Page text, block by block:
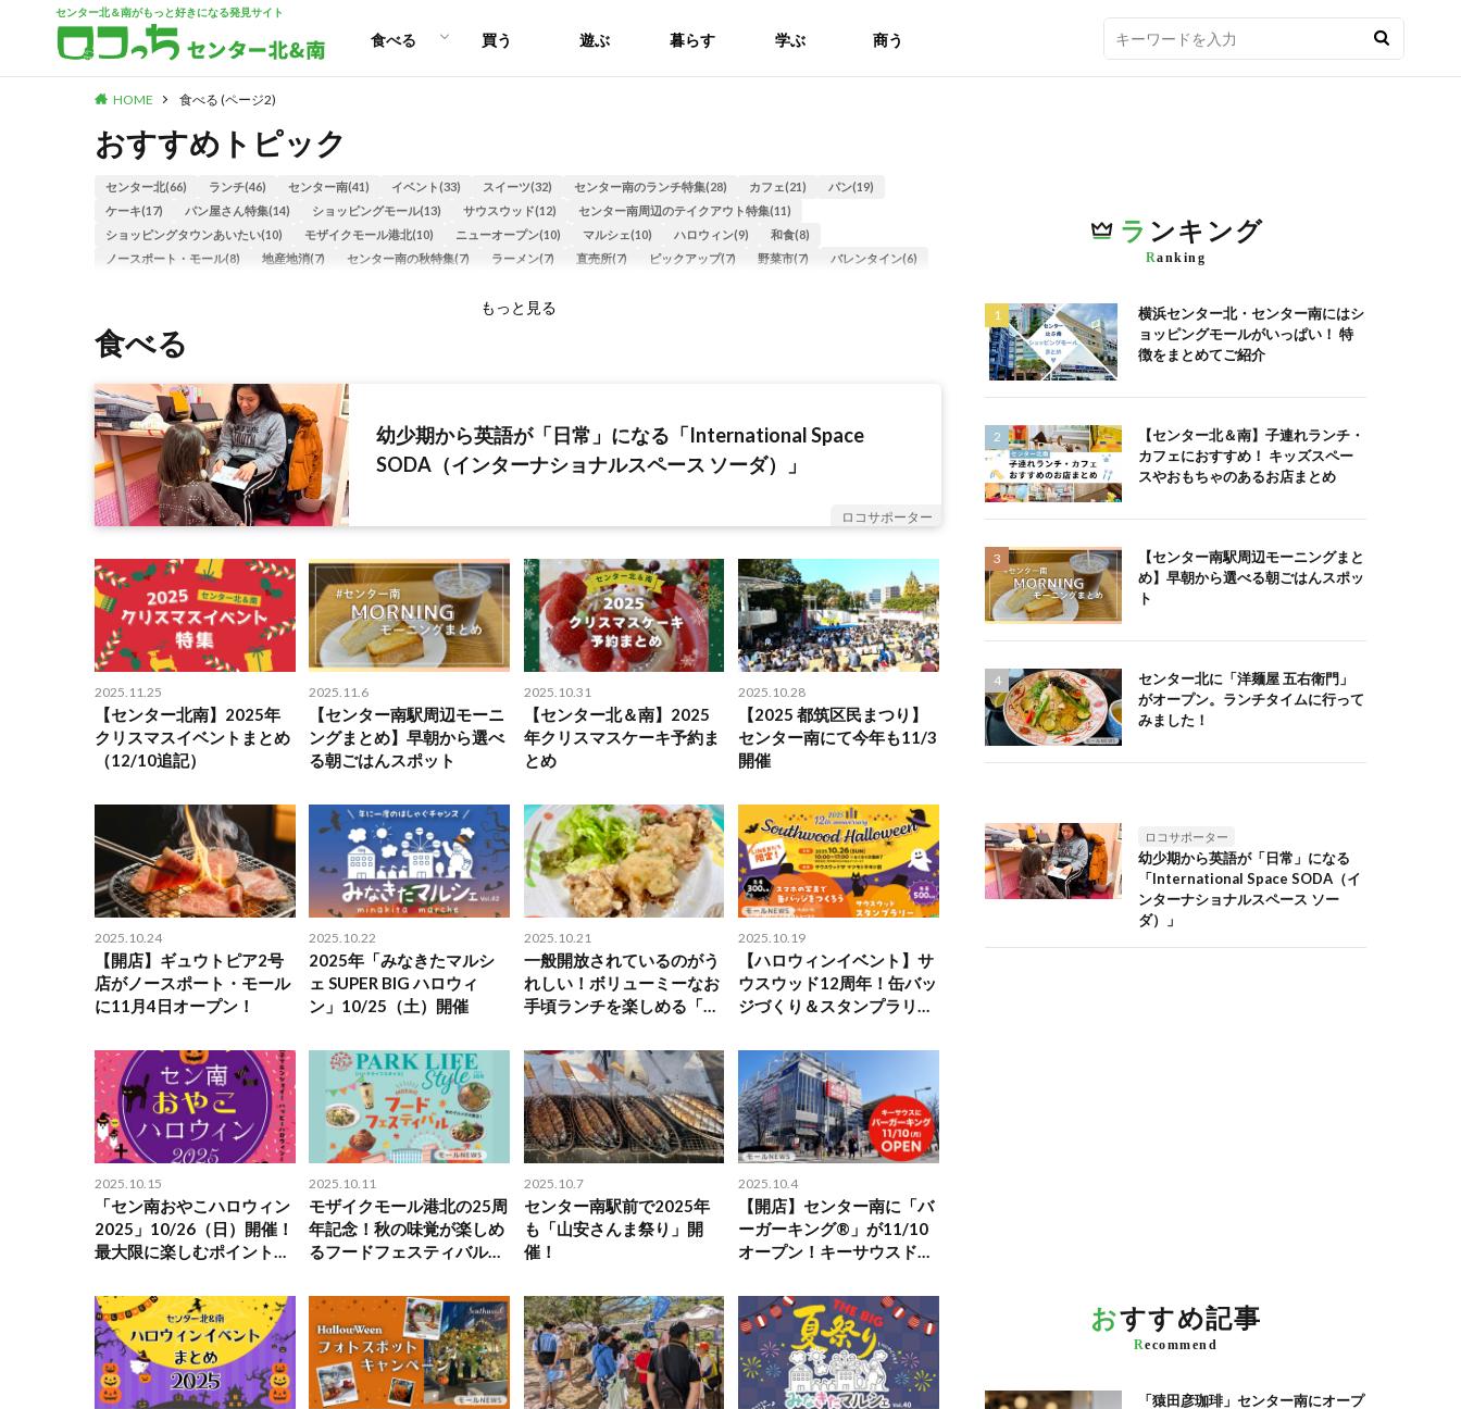
センター北＆南がもっと好きになる発見サイト
食べる 買う 遊ぶ 暮らす 学ぶ 商う
HOME 食べる (ページ2)
おすすめトピック
センター北(66) ランチ(46) センター南(41) イベント(33) スイーツ(32) センター南のランチ特集(28) カフェ(21)
パン(19)
ケーキ(17)
パン屋さん特集(14) ショッピングモール(13) サウスウッド(12)
センター南周辺のテイクアウト特集(11)
ショッピングタウンあいたい(10)
モザイクモール港北(10) ニューオープン(10) マルシェ(10) ハロウィン(9)
和食(8)
ノースポート・モール(8)
地産地消(7) センター南の秋特集(7) ラーメン(7) 直売所(7) ピックアップ(7) 野菜市(7)
バレンタイン(6)
年末年始(5) 2025ハロウィン特集(5)
えだきん商店街(5)
早渕川(4)
カレー(4)
チャリティ(3)
カレーライス(3) 餃子(3)
グルメ(2)
ロコっちの日(2) 2023バレンタイン特集(2) 2024ハロウィン特集(2) 2025年クリスマス特集(2)
2026バレンタイン特集(2)
お酒(2)
ディナー(2) 焼肉(2) ハロウィン特集2023(2) 子育て地蔵まつり2023(2) まちなかbizつづき(2) モーニング(2)
都筑のSDGs特集(2)
いちご狩り特集(2) スーパーマーケット座談会(2) 紅茶(2) お土産(1) クイズ(1)
リニューアルオープン(1)
恵方巻(1)
桜(1) 横浜(1) 節分(1)
2024クリスマス特集(1)
ビール(1) パン教室(1)
うなぎ(1)
モンブラン特集2024(1)
中川(1) レストラン(1) ルララ港北(1) 学食(1) 魚介料理(1) アクセサリー(1) もつ鍋(1)
クッキー(1)
フレンチ(1) ハンバーグ(1) インドカレー(1) キッチンカー(1) 音楽(1) 子育て(1) 公園(1)
ペット(1)
スペイン料理(1)
ステーキ(1) まちづくり(1) 福祉(1) 洋菓子(1) インド料理(1) バレンタイン(1) ワイン(1)
もっと見る
食べる
幼少期から英語が「日常」になる「International Space
SODA（インターナショナルスペース ソーダ）」
ロコサポーター
2025.11.25
【センター北南】2025年
クリスマスイベントまとめ
（12/10追記）
2025.11.6
【センター南駅周辺モーニ
ングまとめ】早朝から選べ
る朝ごはんスポット
2025.10.31
【センター北＆南】2025
年クリスマスケーキ予約ま
とめ
2025.10.28
【2025 都筑区民まつり】
センター南にて今年も11/3
開催
2025.10.24
【開店】ギュウトピア2号
店がノースポート・モール
に11月4日オープン！
2025.10.22
2025年「みなきたマルシ
ェ SUPER BIG ハロウィ
ン」10/25（土）開催
2025.10.21
一般開放されているのがう
れしい！ボリューミーなお
手頃ランチを楽しめる「東
2025.10.19
【ハロウィンイベント】サ
ウスウッド12周年！缶バッ
ジづくり＆スタンプラリー
2025.10.15
「セン南おやこハロウィン
2025」10/26（日）開催！
最大限に楽しむポイント4
2025.10.11
モザイクモール港北の25周
年記念！秋の味覚が楽しめ
るフードフェスティバル開
2025.10.7
センター南駅前で2025年
も「山安さんま祭り」開
催！
2025.10.4
【開店】センター南に「バ
ーガーキング®」が11/10
オープン！キーサウスドミ
ラ ンキング
Ranking
横浜センター北・センター南にはシ
ョッピングモールがいっぱい！ 特
徴をまとめてご紹介
【センター北＆南】子連れランチ・
カフェにおすすめ！ キッズスペー
スやおもちゃのあるお店まとめ
【センター南駅周辺モーニングまと
め】早朝から選べる朝ごはんスポッ
ト
センター北に「洋麺屋 五右衛門」
がオープン。ランチタイムに行って
みました！
ロコサポーター
幼少期から英語が「日常」になる
「International Space SODA（イ
ンターナショナルスペース ソー
ダ）」
おすすめ記事
Recommend
「猿田彦珈琲」センター南にオープ